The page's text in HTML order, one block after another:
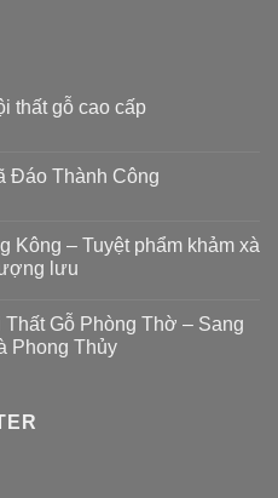
thất gỗ cao cấp
Đáo Thành Công
Kông – Tuyệt phẩm khảm xà
lưu
Thất Gỗ Phòng Thờ – Sang
Phong Thủy